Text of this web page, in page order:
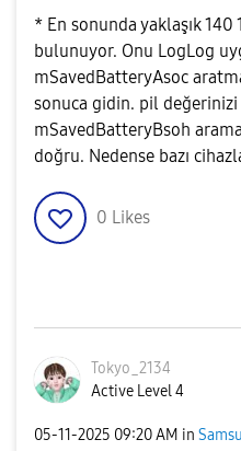
* En sonunda yaklaşık 140
bulunuyor. Onu LogLog
mSavedBatteryAsoc
sonuca gidin. pil
mSavedBatteryBsoh
doğru. Nedense bazı
0 Likes
Tokyo_2134
Active Level 4
‎05-11-2025 09:20 AM in